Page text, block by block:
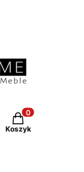
Produkty w
Koszyk